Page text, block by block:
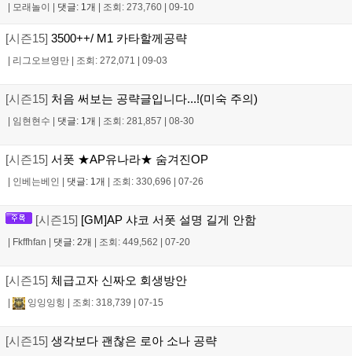
| 모래놀이 | 댓글: 1개 | 조회: 273,760 | 09-10
[시즌15] 3500++/ M1 카타할께공략
| 리그오브영만 | 조회: 272,071 | 09-03
[시즌15] 처음 써보는 공략글입니다...!(미숙 주의)
| 임현현수 | 댓글: 1개 | 조회: 281,857 | 08-30
[시즌15] 서폿 ★AP유나라★ 숨겨진OP
| 인베는베인 | 댓글: 1개 | 조회: 330,696 | 07-26
[시즌15] [GM]AP 샤코 서폿 설명 길게 안함
| Fkffhfan | 댓글: 2개 | 조회: 449,562 | 07-20
[시즌15] 체급고자 신짜오 회생방안
| 잉잉잉힝 | 조회: 318,739 | 07-15
[시즌15] 생각보다 괜찮은 로아 소나 공략